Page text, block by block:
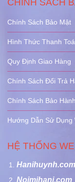
Chính Sách Bảo Mật
Hình Thức Thanh
Quy Định Giao Hàng
Chính Sách Đổi Trả
Chính Sách Bảo Hành
Hướng Dẫn Sử Dụng
HỆ THỐNG
Hanihuynh.com
Noimihani.com